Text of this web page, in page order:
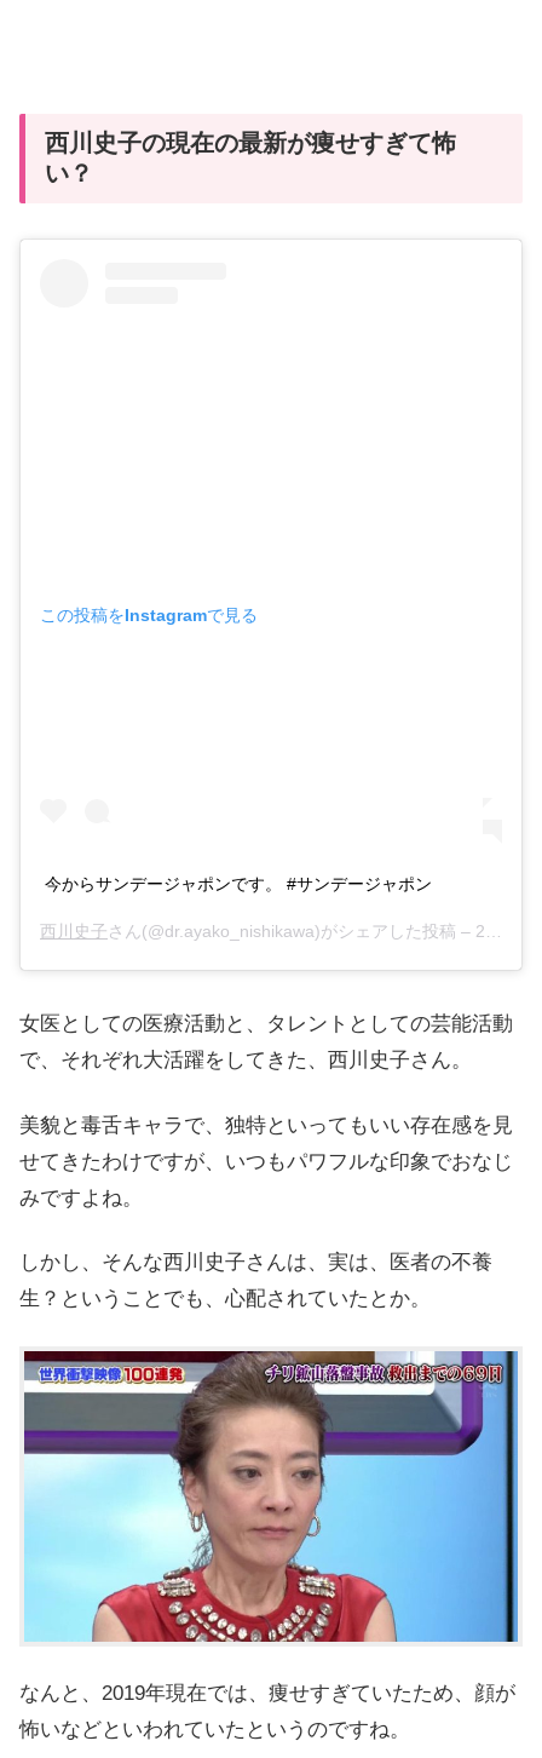
西川史子の現在の最新が痩せすぎて怖
い？
この投稿をInstagramで見る
今からサンデージャポンです。 #サンデージャポン
西川史子さん(@dr.ayako_nishikawa)がシェアした投稿 – 2019年 3月月23日午後5時55分PDT
女医としての医療活動と、タレントとしての芸能活動
で、それぞれ大活躍をしてきた、西川史子さん。
美貌と毒舌キャラで、独特といってもいい存在感を見
せてきたわけですが、いつもパワフルな印象でおなじ
みですよね。
しかし、そんな西川史子さんは、実は、医者の不養
生？ということでも、心配されていたとか。
なんと、 2019年現在では、痩せすぎていたため、顔が
怖いなどといわれていたというのですね。